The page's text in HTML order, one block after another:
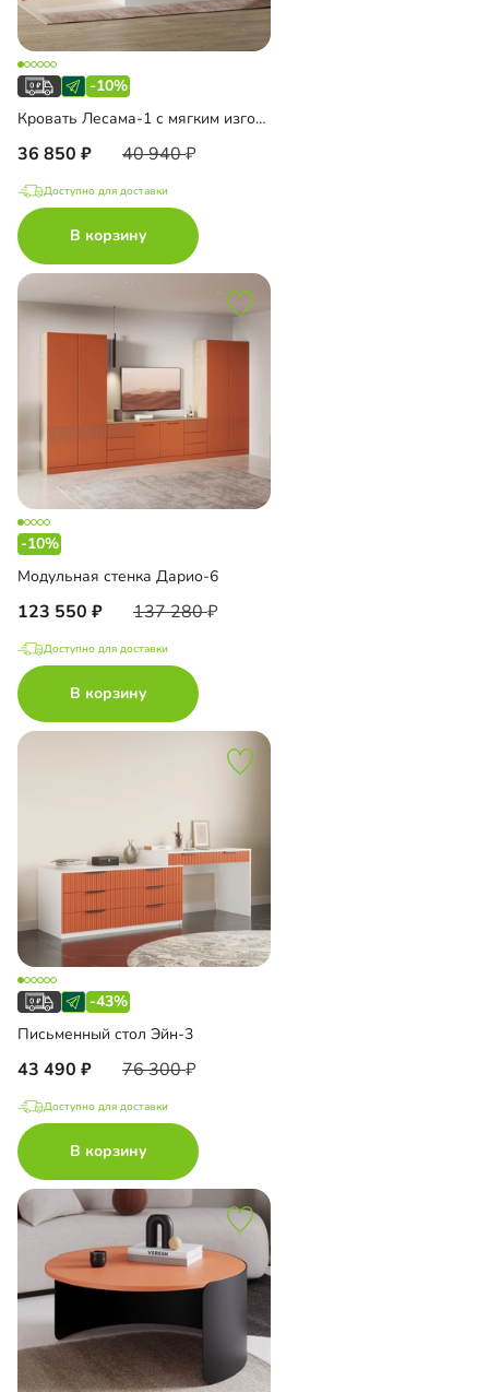
-10%
Кровать Лесама-1 с мягким изголовьем
36 850 40 940
Доступно для доставки
В корзину
-10%
Модульная стенка Дарио-6
123 550 137 280
Доступно для доставки
В корзину
-43%
Письменный стол Эйн-3
43 490 76 300
Доступно для доставки
В корзину